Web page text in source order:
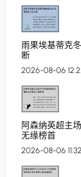
雨果埃基蒂克
断
2026-08-06
阿森纳英超主
无缘榜首
2026-08-06